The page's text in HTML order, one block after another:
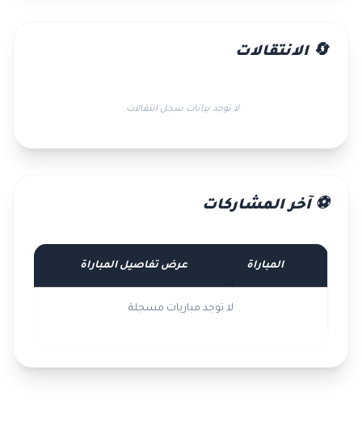
🔄 الانتقالات
لا توجد بيانات سجل انتقالات.
⚽ آخر المشاركات
المباراة عرض تفاصيل المباراة
لا توجد مباريات مسجلة